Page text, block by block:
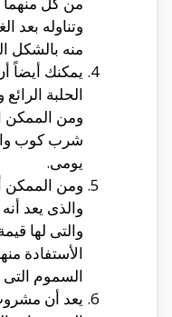
وتناوله بعد
منه بالشكل
يمكنك أيضاً
الحلبة
ومن الممكن
شرب كوب
يومى.
ومن الممكن
والذى يعد
والتى لها
الأستفادة
السموم التى
يعد أن